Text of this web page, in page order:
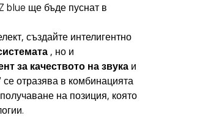
blue ще бъде пуснат в
създайте интелигентно
, но и
за качеството на звука и
отразява в комбинацията
на позиция, която